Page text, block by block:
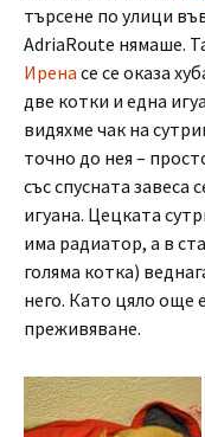
търсене по улици
AdriaRoute нямаше.
Ирена се се оказа
две котки и една
видяхме чак на
точно до нея –
със спусната завеса
игуана. Цецката
има радиатор, а в
голяма котка)
него. Като цяло още
преживяване.